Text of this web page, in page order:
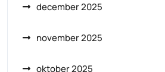
december 2025
november 2025
oktober 2025